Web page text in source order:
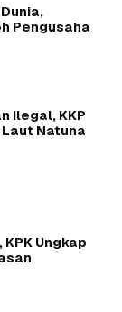
Pengusaha
Ilegal, KKP
Natuna
Ungkap